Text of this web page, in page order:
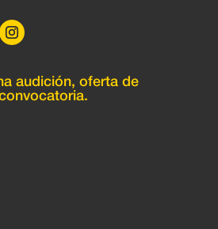
audición, oferta de